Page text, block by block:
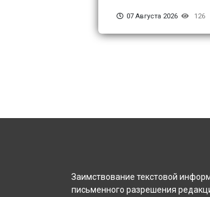
07 Августа 2026 126
Заимствование текстовой
письменного разрешения